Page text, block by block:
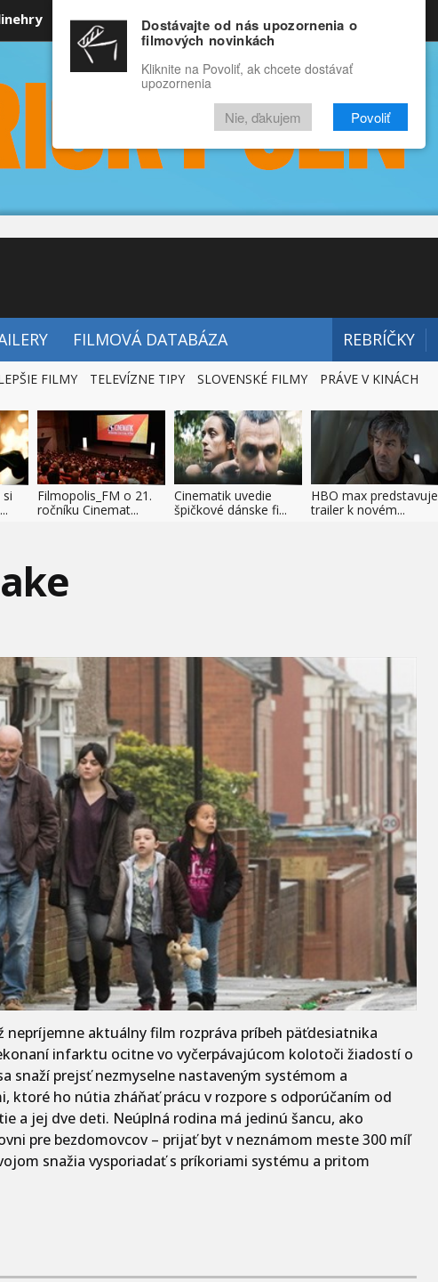
Rozprávky Funny Docu
RECENZIE VIDEÁ FILMY
FILMOVÁ DATABÁZA REBRÍČKY
FILMY TELEVÍZNE TIPY SLOVENSKÉ FILMY PRÁVE V KINÁCH
Filmopolis_FM o 21.
ročníku Cinemat...
Cinematik uvedie
špičkové dánske fi...
HBO max predstavuje
trailer k novém...
nepríjemne aktuálny film rozpráva príbeh päťdesiatnika
infarktu ocitne vo vyčerpávajúcom kolotoči žiadostí o
snaží prejsť nezmyselne nastaveným systémom a
ktoré ho nútia zháňať prácu v rozpore s odporúčaním od
a jej dve deti. Neúplná rodina má jedinú šancu, ako
pre bezdomovcov – prijať byt v neznámom meste 300 míľ
snažia vysporiadať s príkoriami systému a pritom
Dostávajte od nás upozornenia o
filmových novinkách
Kliknite na Povoliť, ak chcete dostávať
upozornenia
Nie, ďakujem Povoliť